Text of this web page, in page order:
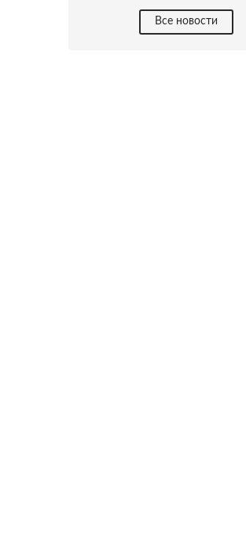
Все новости